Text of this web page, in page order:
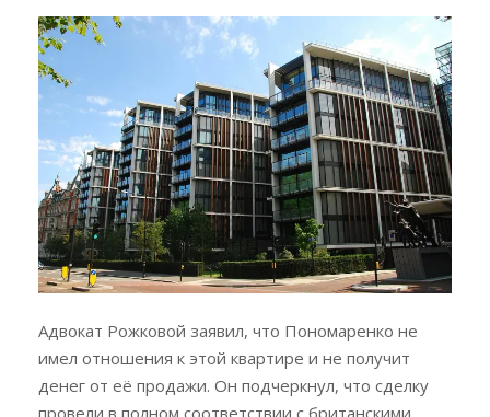
Адвокат Рожковой заявил, что Пономаренко не
имел отношения к этой квартире и не получит
денег от её продажи. Он подчеркнул, что сделку